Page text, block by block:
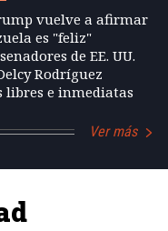
vuelve a afirmar
es "feliz"
de EE. UU.
Rodríguez
libres e inmediatas
Ver más